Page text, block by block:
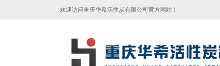
欢迎访问重庆华希活性炭有限公司官方网站！